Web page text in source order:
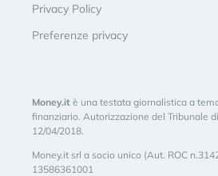
Privacy Policy
Preferenze privacy
Money.it è una testata giornalistica a
finanziario. Autorizzazione del Tribunale
12/04/2018.
Money.it srl a socio unico (Aut. ROC
13586361001